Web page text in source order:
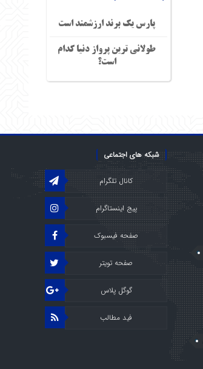
پارس یک برند ارزشمند است
طولانی ترین پرواز دنیا کدام
است؟
شبکه های اجتماعی
کانال تلگرام
پیج اینستاگرام
صفحه فیسبوک
صفحه تویتر
گوگل پلاس
فید مطالب